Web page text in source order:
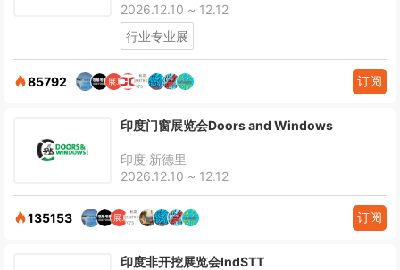
2026.12.10 ~ 12.12
行业专业展
85792 订阅
印度门窗展览会Doors and Windows
印度·新德里
2026.12.10 ~ 12.12
135153 订阅
印度非开挖展览会IndSTT